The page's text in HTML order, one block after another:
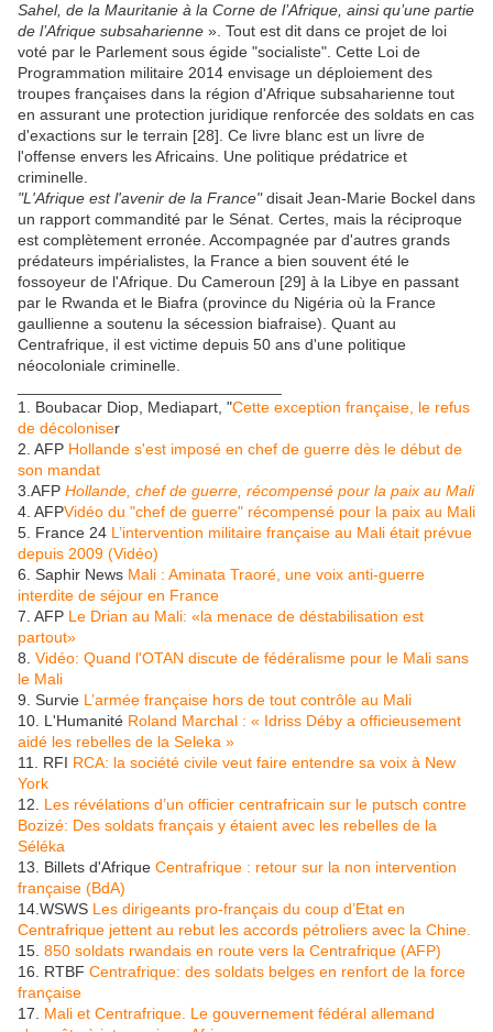
Sahel, de la Mauritanie à la Corne de l’Afrique, ainsi qu’une partie
de l’Afrique subsaharienne ». Tout est dit dans ce projet de loi
voté par le Parlement sous égide "socialiste". Cette Loi de
Programmation militaire 2014 envisage un déploiement des
troupes françaises dans la région d'Afrique subsaharienne tout
en assurant une protection juridique renforcée des soldats en cas
d'exactions sur le terrain [28]. Ce livre blanc est un livre de
l'offense envers les Africains. Une politique prédatrice et
criminelle.
"L'Afrique est l'avenir de la France"disait Jean-Marie Bockel dans
un rapport commandité par le Sénat. Certes, mais la réciproque
est complètement erronée. Accompagnée par d'autres grands
prédateurs impérialistes, la France a bien souvent été le
fossoyeur de l'Afrique. Du Cameroun [29] à la Libye en passant
par le Rwanda et le Biafra (province du Nigéria où la France
gaullienne a soutenu la sécession biafraise). Quant au
Centrafrique, il est victime depuis 50 ans d'une politique
néocoloniale criminelle.
1. Boubacar Diop, Mediapart, "Cette exception française, le refus
de décoloniser
2. AFP Hollande s'est imposé en chef de guerre dès le début de
son mandat
3.AFP Hollande, chef de guerre, récompensé pour la paix au Mali
4. AFPVidéo du "chef de guerre" récompensé pour la paix au Mali
5. France 24 L’intervention militaire française au Mali était prévue
depuis 2009 (Vidéo)
6. Saphir News Mali : Aminata Traoré, une voix anti-guerre
interdite de séjour en France
7. AFP Le Drian au Mali: «la menace de déstabilisation est
partout»
8. Vidéo: Quand l'OTAN discute de fédéralisme pour le Mali sans
le Mali
9. Survie L’armée française hors de tout contrôle au Mali
10. L'Humanité Roland Marchal : « Idriss Déby a officieusement
aidé les rebelles de la Seleka »
11. RFI RCA: la société civile veut faire entendre sa voix à New
York
12. Les révélations d’un officier centrafricain sur le putsch contre
Bozizé: Des soldats français y étaient avec les rebelles de la
Séléka
13. Billets d'Afrique Centrafrique : retour sur la non intervention
française (BdA)
14.WSWS Les dirigeants pro-français du coup d’Etat en
Centrafrique jettent au rebut les accords pétroliers avec la Chine.
15. 850 soldats rwandais en route vers la Centrafrique (AFP)
16. RTBF Centrafrique: des soldats belges en renfort de la force
française
17. Mali et Centrafrique. Le gouvernement fédéral allemand